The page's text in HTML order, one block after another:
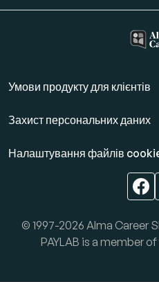
Умови продукту для клієнтів
Захист персональних даних
Налаштування файлів
© 1997-2026 Alma Career
PAYLAB is a member